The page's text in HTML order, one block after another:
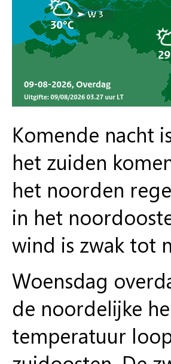
Komende nacht
het zuiden
het noorden
in het
wind is zwak tot
Woensdag
de noordelijke
temperatuur